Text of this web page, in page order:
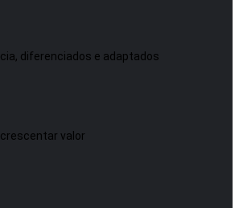
diferenciados e adaptados
valor